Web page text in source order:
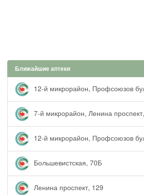
Ближайшие аптеки
12-й микрорайон, Профсоюзов
7-й микрорайон, Ленина
12-й микрорайон, Профсоюзов
Большевистская, 70Б
Ленина проспект, 129